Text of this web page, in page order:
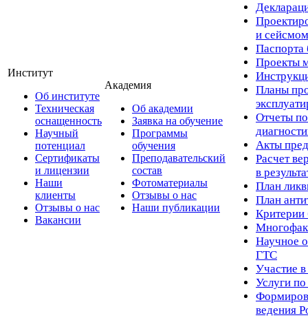
Институт
Об институте
Техническая
оснащенность
Научный
потенциал
Сертификаты
и лицензии
Наши
клиенты
Отзывы о нас
Вакансии
Академия
Об академии
Заявка на обучение
Программы
обучения
Преподавательский
состав
Фотоматериалы
Отзывы о нас
Наши публикации
и
Паспорта
Проекты
Планы
Отчеты по
Акты
Расчет
в
План
План
Критерии
Научное
ГТС
Участие
Услуги
ведения